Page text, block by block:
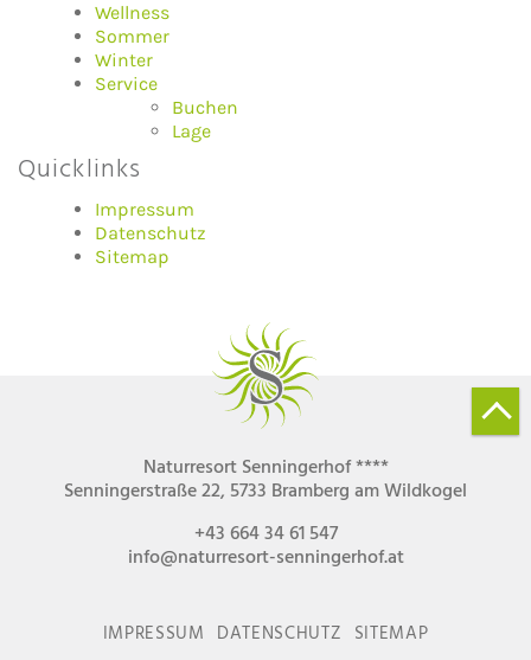
Wellness
Sommer
Winter
Service
Buchen
Lage
Quicklinks
Impressum
Datenschutz
Sitemap
Naturresort Senningerhof ****
Senningerstraße 22, 5733 Bramberg am Wildkogel
+43 664 34 61 547
info@naturresort-senningerhof.at
IMPRESSUM DATENSCHUTZ SITEMAP